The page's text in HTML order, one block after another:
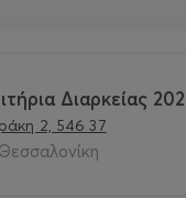
Διαρκείας
2, 546 37